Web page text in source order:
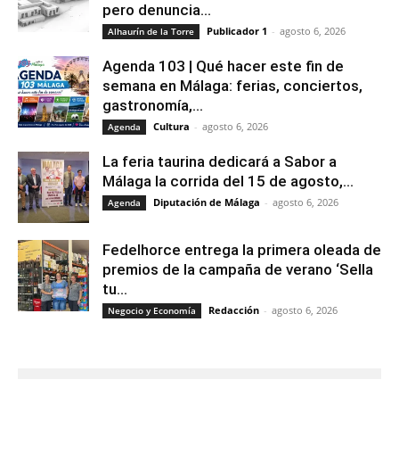
pero denuncia...
Alhaurín de la Torre Publicador 1 - agosto 6, 2026
Agenda 103 | Qué hacer este fin de
semana en Málaga: ferias, conciertos,
gastronomía,...
Agenda Cultura - agosto 6, 2026
La feria taurina dedicará a Sabor a
Málaga la corrida del 15 de agosto,...
Agenda Diputación de Málaga - agosto 6, 2026
Fedelhorce entrega la primera oleada de
premios de la campaña de verano ‘Sella
tu...
Negocio y Economía Redacción - agosto 6, 2026